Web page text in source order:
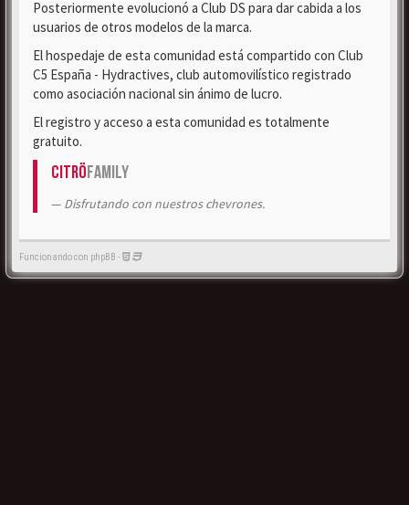
Posteriormente evolucionó a Club DS para dar cabida a los
usuarios de otros modelos de la marca.
El hospedaje de esta comunidad está compartido con Club
C5 España - Hydractives, club automovilístico registrado
como asociación nacional sin ánimo de lucro.
El registro y acceso a esta comunidad es totalmente
gratuito.
CitröFamily
Disfrutando con nuestros chevrones.
Funcionando con phpBB -